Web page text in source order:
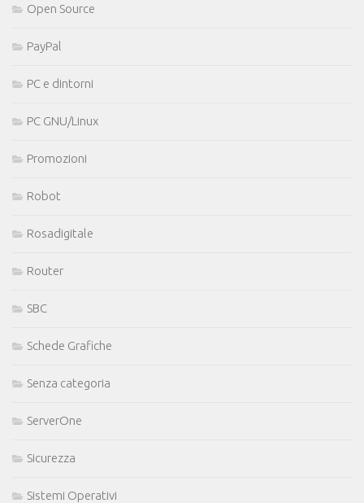
Open Source
PayPal
PC e dintorni
PC GNU/Linux
Promozioni
Robot
Rosadigitale
Router
SBC
Schede Grafiche
Senza categoria
ServerOne
Sicurezza
Sistemi Operativi